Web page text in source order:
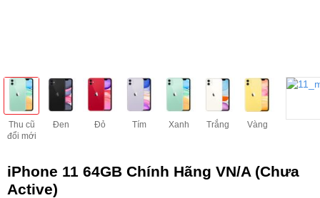
Thu cũ
đổi mới
Đen Đỏ Tím Xanh Trắng Vàng
iPhone 11 64GB Chính Hãng VN/A (Chưa
Active)